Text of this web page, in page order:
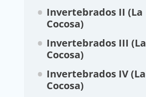
Invertebrados II (La
Cocosa)
Invertebrados III (La
Cocosa)
Invertebrados IV (La
Cocosa)